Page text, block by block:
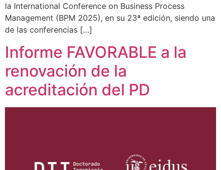
la International Conference on Business Process
Management (BPM 2025), en su 23ª edición, siendo una
de las conferencias […]
Informe FAVORABLE a la
renovación de la
acreditación del PD